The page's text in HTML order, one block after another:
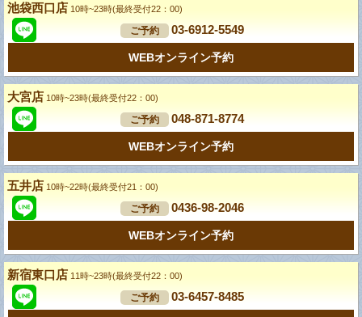
池袋西口店 10時~23時(最終受付22：00)
ご予約 03-6912-5549
WEBオンライン予約
大宮店 10時~23時(最終受付22：00)
ご予約 048-871-8774
WEBオンライン予約
五井店 10時~22時(最終受付21：00)
ご予約 0436-98-2046
WEBオンライン予約
新宿東口店 11時~23時(最終受付22：00)
ご予約 03-6457-8485